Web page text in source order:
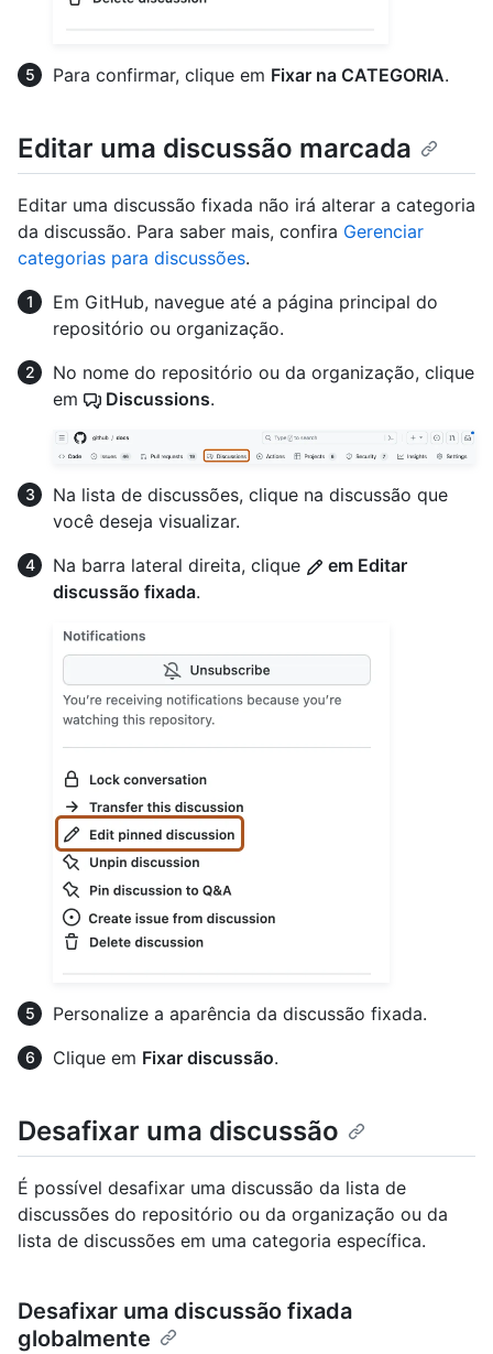
Para confirmar, clique em Fixar na CATEGORIA.
Editar uma discussão marcada
Editar uma discussão fixada não irá alterar a categoria
da discussão. Para saber mais, confira Gerenciar
categorias para discussões.
Em GitHub, navegue até a página principal do
repositório ou organização.
No nome do repositório ou da organização, clique
em
Discussions.
Na lista de discussões, clique na discussão que
você deseja visualizar.
Na barra lateral direita, clique
em Editar
discussão fixada.
Personalize a aparência da discussão fixada.
Clique em Fixar discussão.
Desafixar uma discussão
É possível desafixar uma discussão da lista de
discussões do repositório ou da organização ou da
lista de discussões em uma categoria específica.
Desafixar uma discussão fixada
globalmente